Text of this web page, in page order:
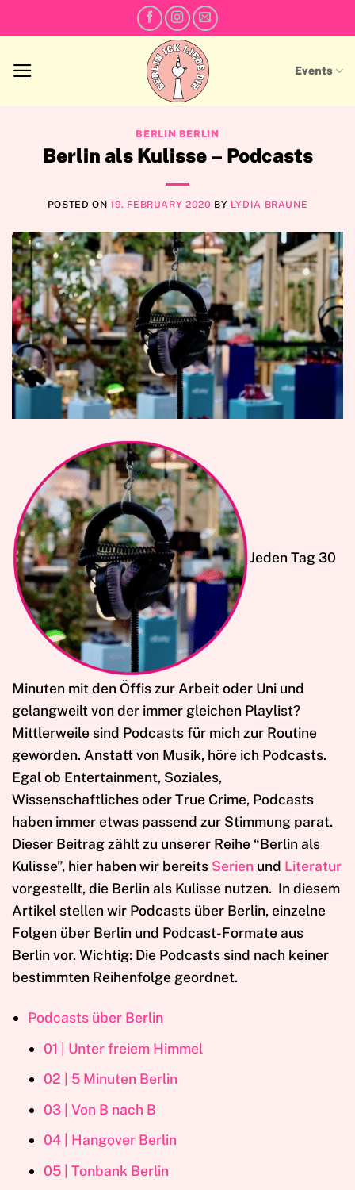
to
Events
BERLIN BERLIN
Berlin als Kulisse – Podcasts
POSTED ON 19. FEBRUARY 2020 BY LYDIA BRAUNE
Jeden Tag 30
Minuten mit den Öffis zur Arbeit oder Uni und
gelangweilt von der immer gleichen Playlist?
Mittlerweile sind Podcasts für mich zur Routine
geworden. Anstatt von Musik, höre ich Podcasts.
Egal ob Entertainment, Soziales,
Wissenschaftliches oder True Crime, Podcasts
haben immer etwas passend zur Stimmung parat.
Dieser Beitrag zählt zu unserer Reihe “Berlin als
Kulisse”, hier haben wir bereits Serien und Literatur
vorgestellt, die Berlin als Kulisse nutzen. In diesem
Artikel stellen wir Podcasts über Berlin, einzelne
Folgen über Berlin und Podcast-Formate aus
Berlin vor. Wichtig: Die Podcasts sind nach keiner
bestimmten Reihenfolge geordnet.
Podcasts über Berlin
01 | Unter freiem Himmel
02 | 5 Minuten Berlin
03 | Von B nach B
04 | Hangover Berlin
05 | Tonbank Berlin